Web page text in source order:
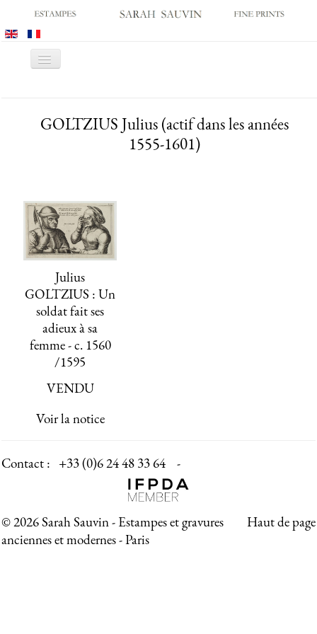
Basculer
GALERIE
ESTAMPES MODERNES
ARCHIVES
ACHATS DES MUSÉES
CONTACT
GOLTZIUS Julius (actif dans les années
1555-1601)
Julius
GOLTZIUS : Un
soldat fait ses
adieux à sa
femme - c. 1560
/1595
VENDU
Voir la notice
Contact : +33 (0)6 24 48 33 64 -
Haut de page
© 2026 Sarah Sauvin - Estampes et gravures
anciennes et modernes - Paris